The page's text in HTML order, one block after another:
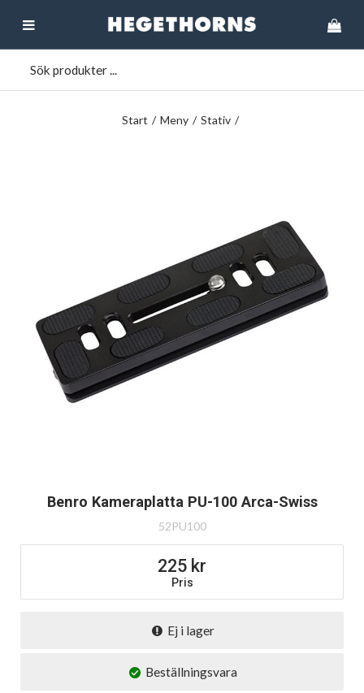
Start / Meny / Stativ /
Benro Kameraplatta PU-100 Arca-Swiss
52PU100
Pris
225
Ej i lager
Beställningsvara